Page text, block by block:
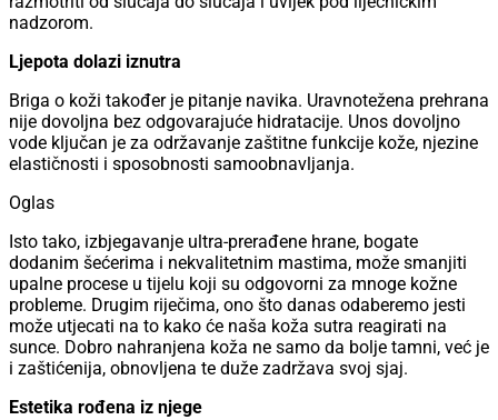
nadzorom.
Ljepota dolazi iznutra
Briga o koži također je pitanje navika. Uravnotežena prehrana
nije dovoljna bez odgovarajuće hidratacije. Unos dovoljno
vode ključan je za održavanje zaštitne funkcije kože, njezine
elastičnosti i sposobnosti samoobnavljanja.
Oglas
Isto tako, izbjegavanje ultra-prerađene hrane, bogate
dodanim šećerima i nekvalitetnim mastima, može smanjiti
upalne procese u tijelu koji su odgovorni za mnoge kožne
probleme. Drugim riječima, ono što danas odaberemo jesti
može utjecati na to kako će naša koža sutra reagirati na
sunce. Dobro nahranjena koža ne samo da bolje tamni, već je
i zaštićenija, obnovljena te duže zadržava svoj sjaj.
Estetika rođena iz njege